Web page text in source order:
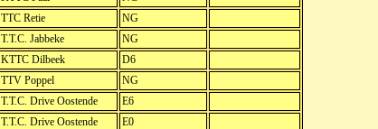
TTC Retie
NG
T.T.C. Jabbeke
NG
KTTC Dilbeek
D6
TTV Poppel
NG
T.T.C. Drive Oostende
E6
T.T.C. Drive Oostende
E0